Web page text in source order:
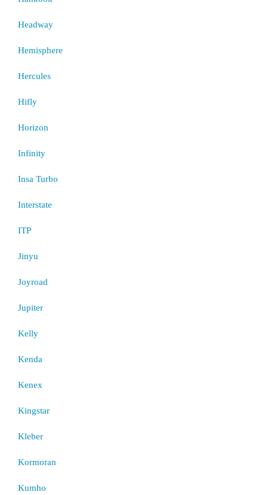
Headway
Hemisphere
Hercules
Hifly
Horizon
Infinity
Insa Turbo
Interstate
ITP
Jinyu
Joyroad
Jupiter
Kelly
Kenda
Kenex
Kingstar
Kleber
Kormoran
Kumho